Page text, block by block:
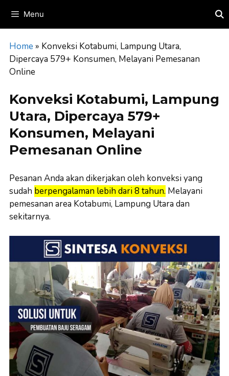
content
Menu
Home » Konveksi Kotabumi, Lampung Utara,
Dipercaya 579+ Konsumen, Melayani Pemesanan
Online
Konveksi Kotabumi, Lampung
Utara, Dipercaya 579+
Konsumen, Melayani
Pemesanan Online
Pesanan Anda akan dikerjakan oleh konveksi yang
sudah berpengalaman lebih dari 8 tahun. Melayani
pemesanan area Kotabumi, Lampung Utara dan
sekitarnya.